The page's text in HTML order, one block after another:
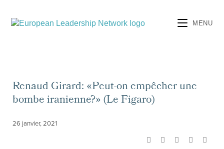
MENU
Renaud Girard: «Peut-on empêcher une
bombe iranienne?» (Le Figaro)
26 janvier, 2021